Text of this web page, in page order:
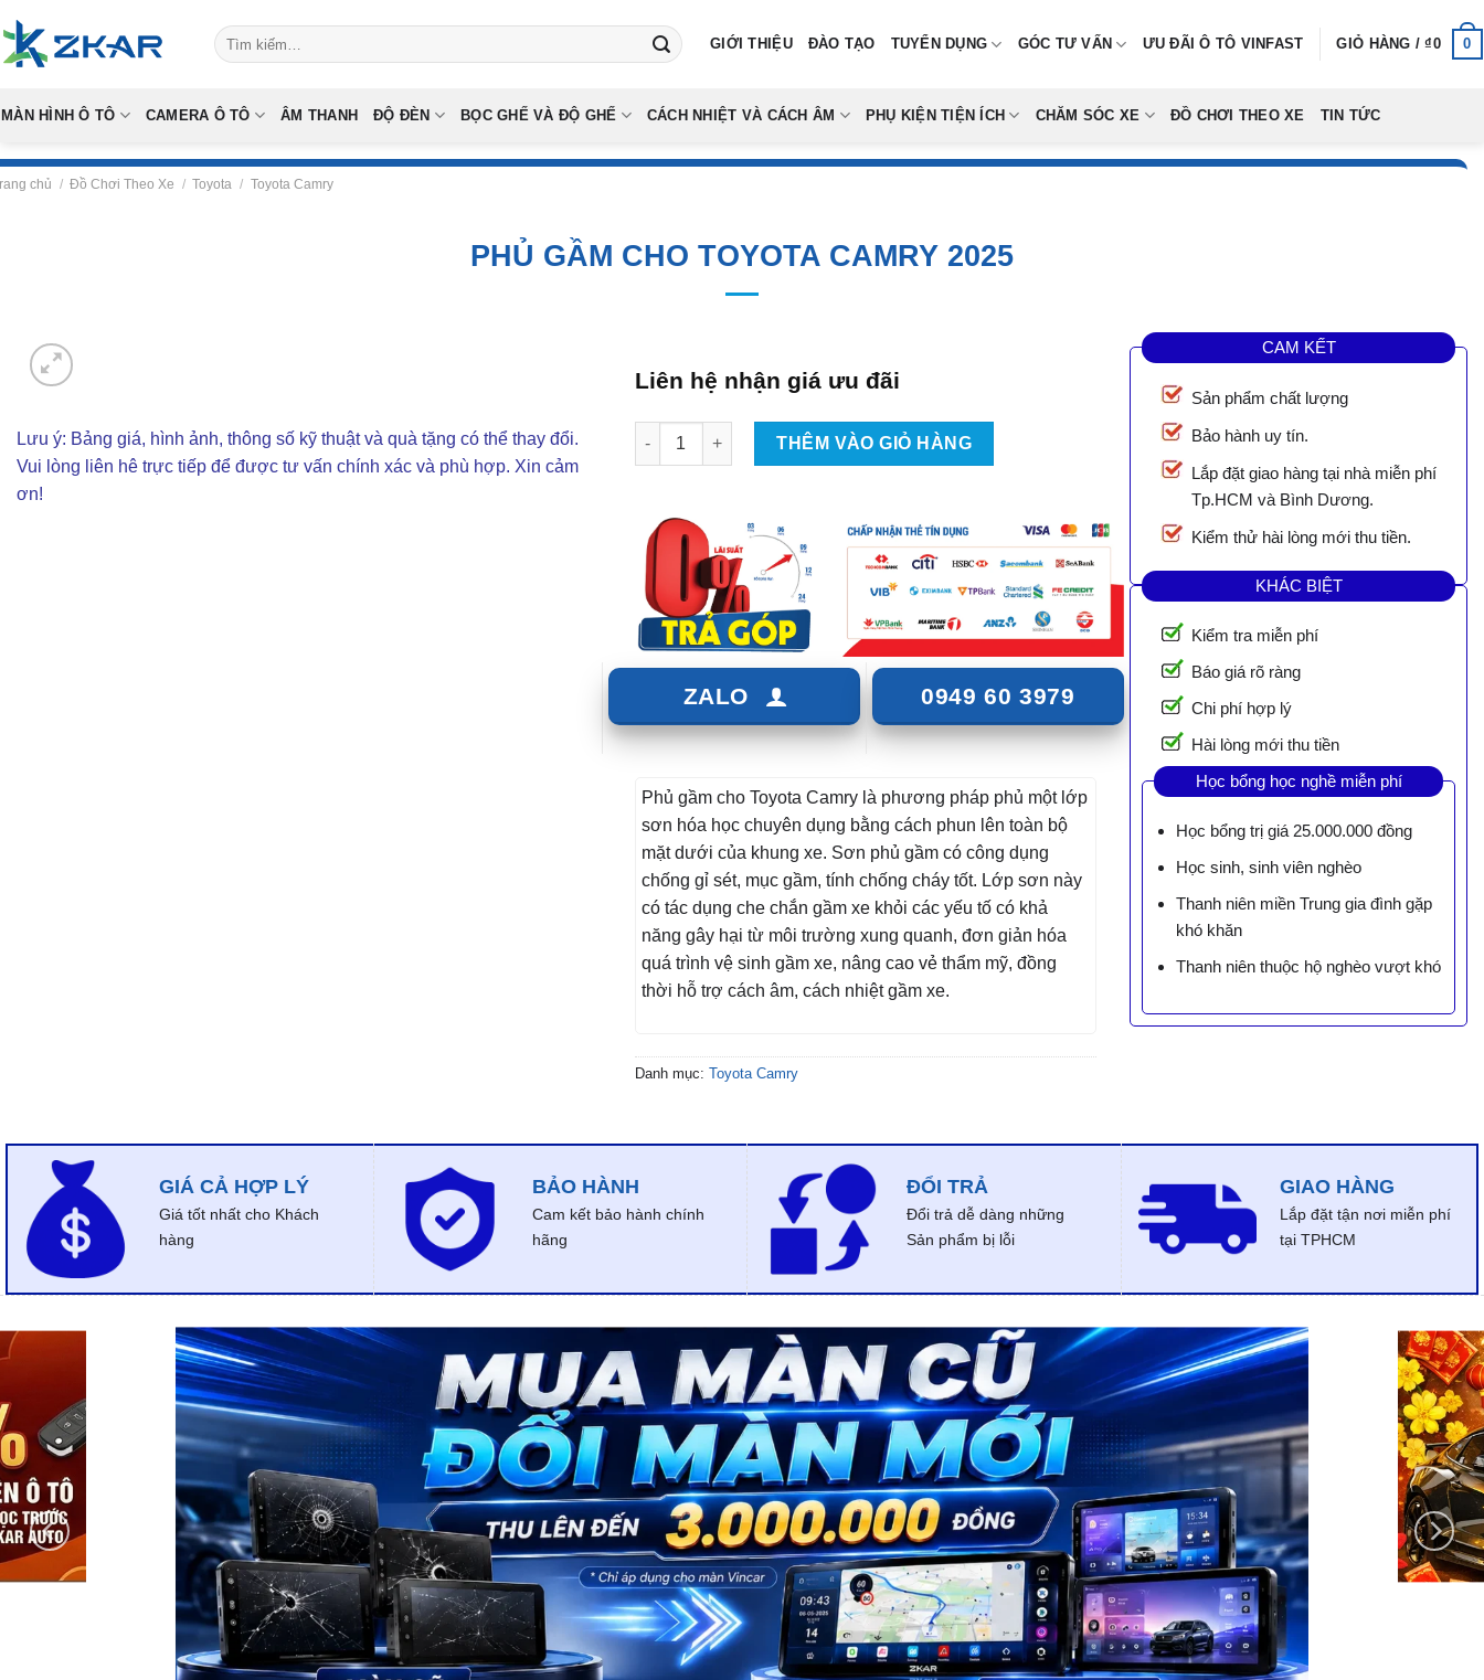
to
content
Tìm
kiếm:
GIỚI THIỆU ĐÀO TẠO TUYỂN DỤNG GÓC TƯ VẤN ƯU ĐÃI Ô TÔ VINFAST GIỎ HÀNG /₫0 0
MÀN HÌNH Ô TÔ CAMERA Ô TÔ ÂM THANH ĐỘ ĐÈN BỌC GHẾ VÀ ĐỘ GHẾ CÁCH NHIỆT VÀ CÁCH ÂM PHỤ KIỆN TIỆN ÍCH CHĂM SÓC XE ĐỒ CHƠI THEO XE TIN TỨC
chủ / Đồ Chơi Theo Xe / Toyota / Toyota Camry
PHỦ GẦM CHO TOYOTA CAMRY 2025
Lưu ý: Bảng giá, hình ảnh, thông số kỹ thuật và quà tặng có thể thay đổi.
Vui lòng liên hê trực tiếp để được tư vấn chính xác và phù hợp. Xin cảm
ơn!
Liên hệ nhận giá ưu đãi
Phủ Gầm Cho Toyota Camry 2025 số lượng
THÊM VÀO GIỎ HÀNG
ZALO 0949 60 3979
Phủ gầm cho Toyota Camry là phương pháp phủ một lớp
sơn hóa học chuyên dụng bằng cách phun lên toàn bộ
mặt dưới của khung xe. Sơn phủ gầm có công dụng
chống gỉ sét, mục gầm, tính chống cháy tốt. Lớp sơn này
có tác dụng che chắn gầm xe khỏi các yếu tố có khả
năng gây hại từ môi trường xung quanh, đơn giản hóa
quá trình vệ sinh gầm xe, nâng cao vẻ thẩm mỹ, đồng
thời hỗ trợ cách âm, cách nhiệt gầm xe.
Danh mục: Toyota Camry
CAM KẾT
Sản phẩm chất lượng
Bảo hành uy tín.
Lắp đặt giao hàng tại nhà miễn phí
Tp.HCM và Bình Dương.
Kiểm thử hài lòng mới thu tiền.
KHÁC BIỆT
Kiểm tra miễn phí
Báo giá rõ ràng
Chi phí hợp lý
Hài lòng mới thu tiền
Học bổng học nghề miễn phí
Học bổng trị giá 25.000.000 đồng
Học sinh, sinh viên nghèo
Thanh niên miền Trung gia đình gặp
khó khăn
Thanh niên thuộc hộ nghèo vượt khó
GIÁ CẢ HỢP LÝ
Giá tốt nhất cho Khách
hàng
BẢO HÀNH
Cam kết bảo hành chính
hãng
ĐỔI TRẢ
Đổi trả dễ dàng những
Sản phẩm bị lỗi
GIAO HÀNG
Lắp đặt tận nơi miễn phí
tại TPHCM